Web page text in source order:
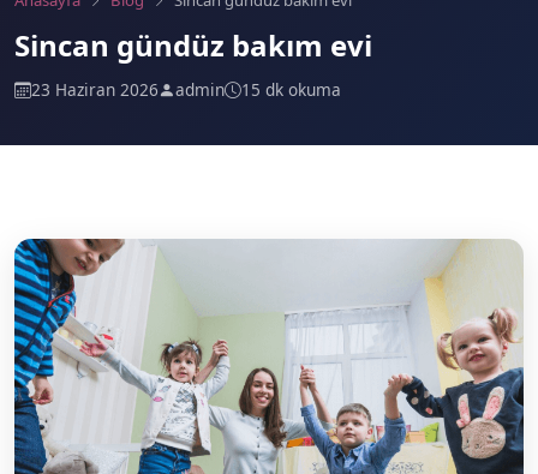
Sincan gündüz bakım evi
23 Haziran 2026 admin 15 dk okuma